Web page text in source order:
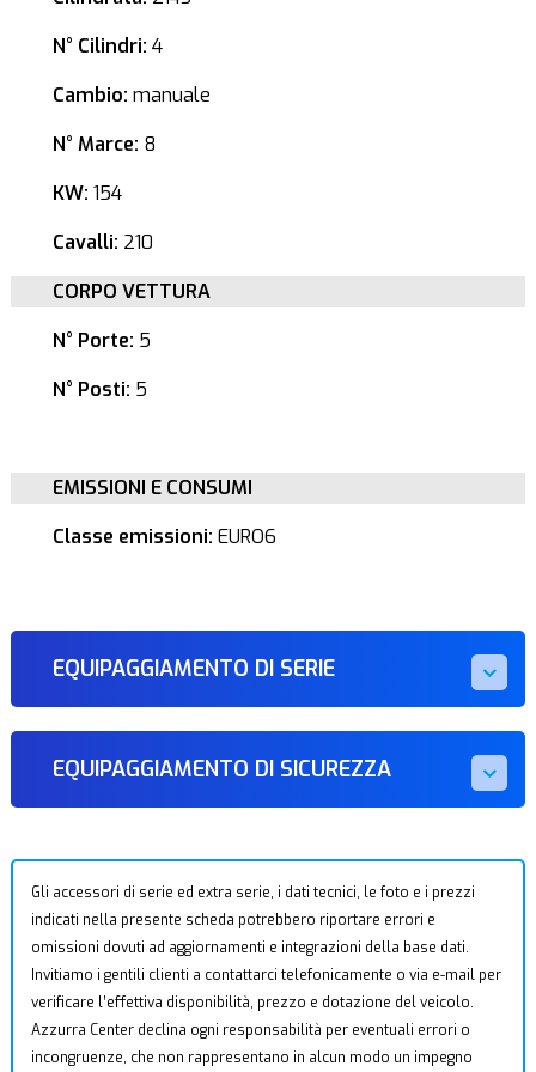
N° Cilindri: 4
Cambio: manuale
N° Marce: 8
KW: 154
Cavalli: 210
CORPO VETTURA
N° Porte: 5
N° Posti: 5
EMISSIONI E CONSUMI
Classe emissioni: EURO6
EQUIPAGGIAMENTO DI SERIE
EQUIPAGGIAMENTO DI SICUREZZA
Gli accessori di serie ed extra serie, i dati tecnici, le foto e i prezzi
indicati nella presente scheda potrebbero riportare errori e
omissioni dovuti ad aggiornamenti e integrazioni della base dati.
Invitiamo i gentili clienti a contattarci telefonicamente o via e-mail per
verificare l’effettiva disponibilità, prezzo e dotazione del veicolo.
Azzurra Center declina ogni responsabilità per eventuali errori o
incongruenze, che non rappresentano in alcun modo un impegno